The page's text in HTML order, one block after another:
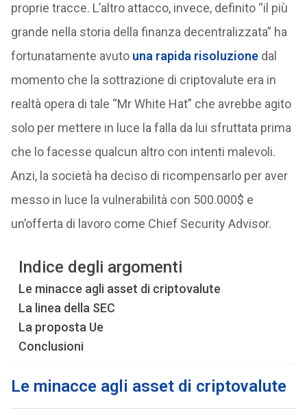
proprie tracce. L’altro attacco, invece, definito “il più
grande nella storia della finanza decentralizzata” ha
fortunatamente avuto una rapida risoluzionedal
momento che la sottrazione di criptovalute era in
realtà opera di tale “Mr White Hat” che avrebbe agito
solo per mettere in luce la falla da lui sfruttata prima
che lo facesse qualcun altro con intenti malevoli.
Anzi, la società ha deciso di ricompensarlo per aver
messo in luce la vulnerabilità con 500.000$ e
un’offerta di lavoro come Chief Security Advisor.
Indice degli argomenti
Le minacce agli asset di criptovalute
La linea della SEC
La proposta Ue
Conclusioni
Le minacce agli asset di criptovalute